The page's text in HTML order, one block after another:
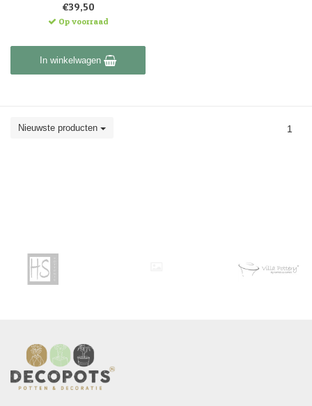
€39,50
Op voorraad
In winkelwagen
Nieuwste producten 1